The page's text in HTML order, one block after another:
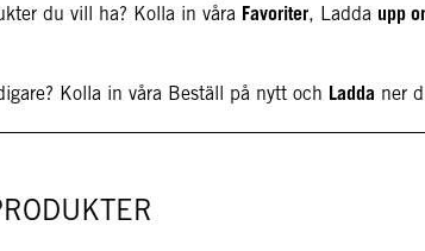
du vill ha? Kolla in våra Favoriter, Ladda upp
Kolla in våra Beställ på nytt och Ladda ner